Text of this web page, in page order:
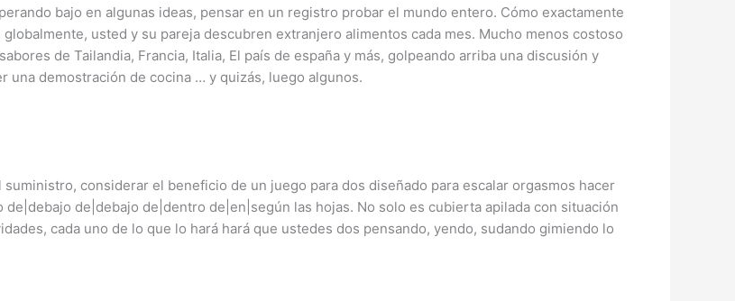
bajo en algunas ideas, pensar en un registro probar el mundo entero. Cómo exactamente
usted y su pareja descubren extranjero alimentos cada mes. Mucho menos costoso
de Tailandia, Francia, Italia, El país de españa y más, golpeando arriba una discusión y
una demostración de cocina … y quizás, luego algunos.
considerar el beneficio de un juego para dos diseñado para escalar orgasmos hacer
de|debajo de|dentro de|en|según las hojas. No solo es cubierta apilada con situación
cada uno de lo que lo hará hará que ustedes dos pensando, yendo, sudando gimiendo lo